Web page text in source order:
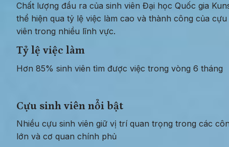
Chất lượng đầu ra của sinh viên Đại học Quốc gia
thể hiện qua tỷ lệ việc làm cao và thành công của cựu
viên trong nhiều lĩnh vực.
Tỷ lệ việc làm
Hơn 85% sinh viên tìm được việc trong vòng 6 tháng
Cựu sinh viên nổi bật
Nhiều cựu sinh viên giữ vị trí quan trọng trong các
lớn và cơ quan chính phủ